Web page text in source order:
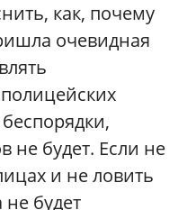
как, почему
очевидная
не будет. Если не
и не ловить
не будет